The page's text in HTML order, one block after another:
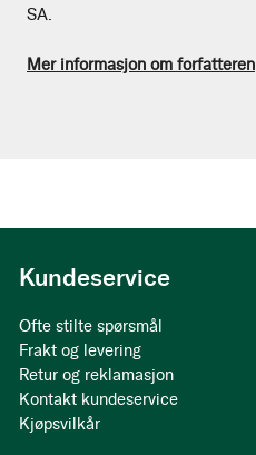
SA.
Mer informasjon om forfatteren
Kundeservice
Ofte stilte spørsmål
Frakt og levering
Retur og reklamasjon
Kontakt kundeservice
Kjøpsvilkår